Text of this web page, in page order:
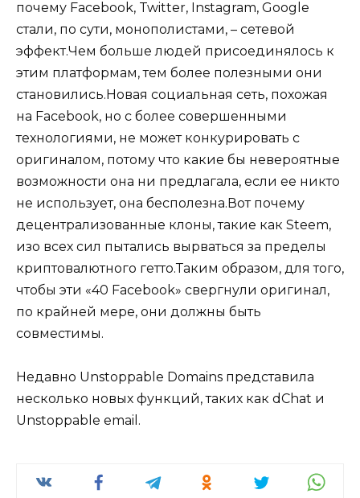
почему Facebook, Twitter, Instagram, Google
стали, по сути, монополистами, – сетевой
эффект.Чем больше людей присоединялось к
этим платформам, тем более полезными они
становились.Новая социальная сеть, похожая
на Facebook, но с более совершенными
технологиями, не может конкурировать с
оригиналом, потому что какие бы невероятные
возможности она ни предлагала, если ее никто
не использует, она бесполезна.Вот почему
децентрализованные клоны, такие как Steem,
изо всех сил пытались вырваться за пределы
криптовалютного гетто.Таким образом, для того,
чтобы эти «40 Facebook» свергнули оригинал,
по крайней мере, они должны быть
совместимы.
Недавно Unstoppable Domains представила
несколько новых функций, таких как dChat и
Unstoppable email.